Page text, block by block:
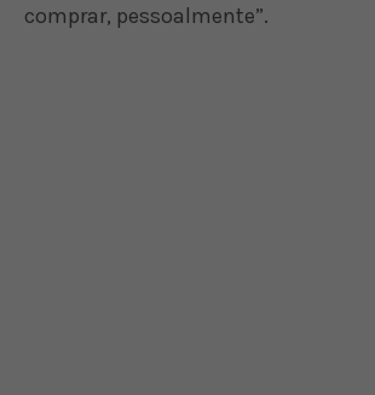
comprar, pessoalmente”.